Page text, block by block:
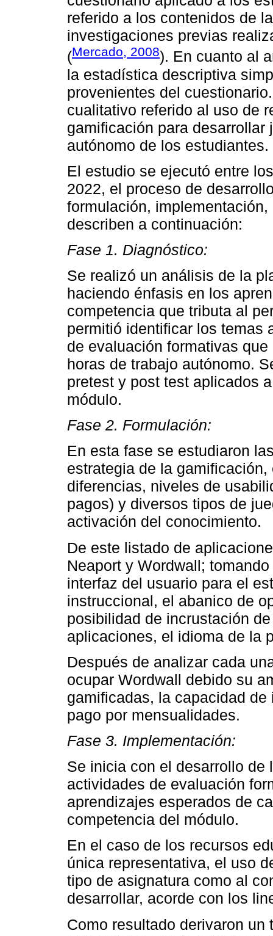
referido a los contenidos de
investigaciones previas
(Mercado, 2008). En cuanto al
la estadística descriptiva
provenientes del
cualitativo referido al uso de
gamificación para
autónomo de los estudiantes.
El estudio se ejecutó entre
2022, el proceso de
formulación,
describen a continuación:
Fase 1. Diagnóstico:
Se realizó un análisis de la
haciendo énfasis en los
competencia que tributa al
permitió identificar los temas
de evaluación formativas
horas de trabajo autónomo.
pretest y post test aplicados
módulo.
Fase 2. Formulación:
En esta fase se estudiaron
estrategia de la
diferencias, niveles de
pagos) y diversos tipos de
activación del conocimiento.
De este listado de
Neaport y Wordwall;
interfaz del usuario para el
instruccional, el abanico de
posibilidad de incrustación
aplicaciones, el idioma de la
Después de analizar cada
ocupar Wordwall debido su
gamificadas, la capacidad
pago por mensualidades.
Fase 3. Implementación:
Se inicia con el desarrollo
actividades de evaluación
aprendizajes esperados de
competencia del módulo.
En el caso de los recursos
única representativa, el uso
tipo de asignatura como al
desarrollar, acorde con los
Como resultado derivaron